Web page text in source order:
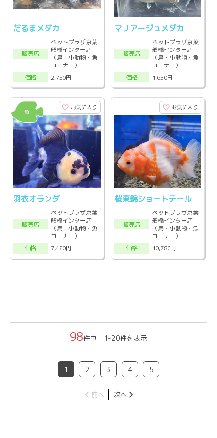
だるまメダカ
販売店
ペットプラザ京葉
船橋インター店
（鳥・小動物・魚
コーナー）
価格
2,750円
マリアージュメダカ
販売店
ペットプラザ京葉
船橋インター店
（鳥・小動物・魚
コーナー）
価格
1,650円
お気に入り
羽衣オランダ
販売店
ペットプラザ京葉
船橋インター店
（鳥・小動物・魚
コーナー）
価格
7,480円
お気に入り
桜東錦ショートテール
販売店
ペットプラザ京葉
船橋インター店
（鳥・小動物・魚
コーナー）
価格
10,780円
98件中 1-20件を表示
1 2 3 4 5
前へ 次へ